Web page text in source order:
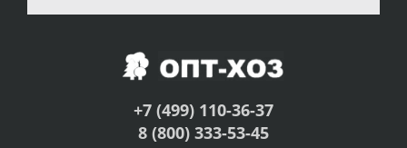
+7 (499) 110-36-37
8 (800) 333-53-45